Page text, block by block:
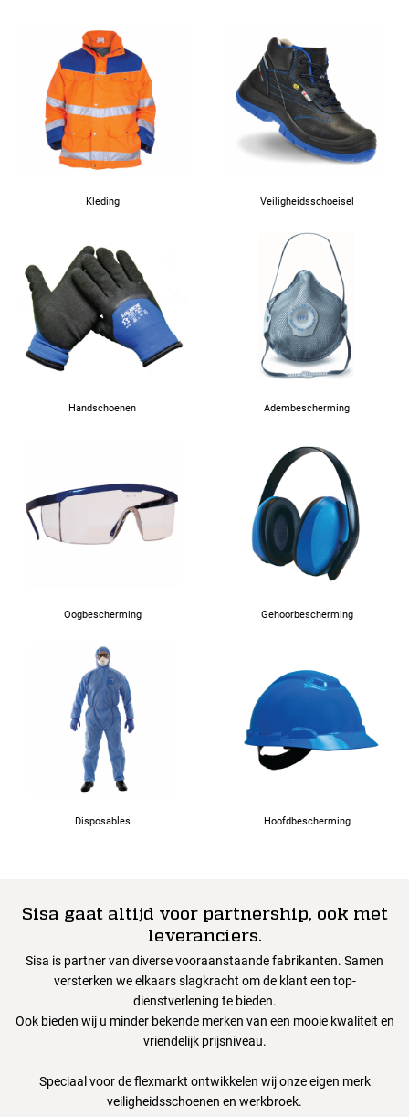
Kleding Veiligheidsschoeisel
Handschoenen Adembescherming
Oogbescherming Gehoorbescherming
Disposables Hoofdbescherming
Sisa gaat altijd voor partnership, ook met
leveranciers.
Sisa is partner van diverse vooraanstaande fabrikanten. Samen
versterken we elkaars slagkracht om de klant een top-
dienstverlening te bieden.
Ook bieden wij u minder bekende merken van een mooie kwaliteit en
vriendelijk prijsniveau.
Speciaal voor de flexmarkt ontwikkelen wij onze eigen merk
veiligheidsschoenen en werkbroek.